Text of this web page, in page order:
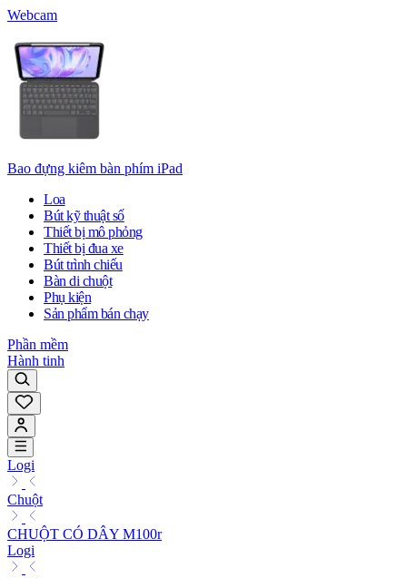
Webcam
Bao đựng kiêm bàn phím iPad
Loa
Bút kỹ thuật số
Thiết bị mô phỏng
Thiết bị đua xe
Bút trình chiếu
Bàn di chuột
Phụ kiện
Sản phẩm bán chạy
Phần mềm
Hành tinh
Logi
Chuột
CHUỘT CÓ DÂY M100r
Logi